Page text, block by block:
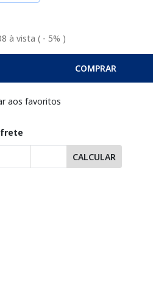
à vista ( - 5% )
COMPRAR
aos favoritos
frete
CALCULAR